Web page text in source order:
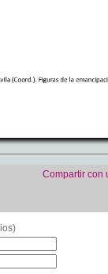
Compartir con